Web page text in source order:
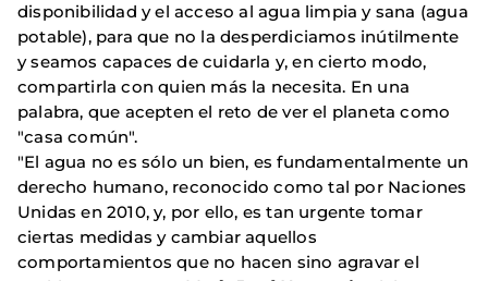
disponibilidad y el acceso al agua limpia y sana (agua
potable), para que no la desperdiciamos inútilmente
y seamos capaces de cuidarla y, en cierto modo,
compartirla con quien más la necesita. En una
palabra, que acepten el reto de ver el planeta como
"casa común".
"El agua no es sólo un bien, es fundamentalmente un
derecho humano, reconocido como tal por Naciones
Unidas en 2010, y, por ello, es tan urgente tomar
ciertas medidas y cambiar aquellos
comportamientos que no hacen sino agravar el